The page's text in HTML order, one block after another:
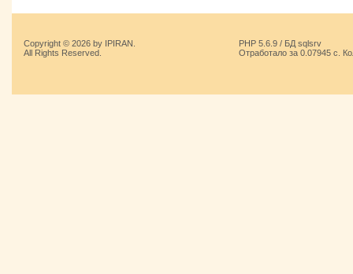
Copyright © 2026 by IPIRAN.
All Rights Reserved.
PHP 5.6.9 / БД sqlsrv
Отработало за 0.07945 с.